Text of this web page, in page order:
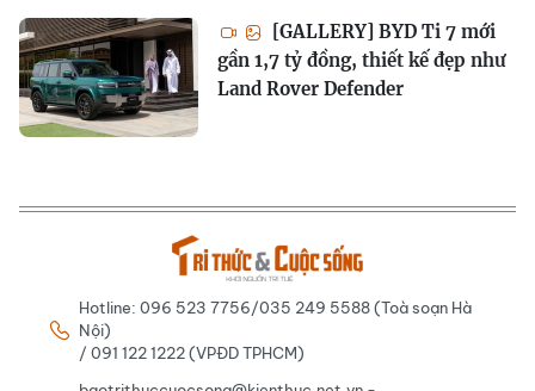
[GALLERY] BYD Ti 7 mới
gần 1,7 tỷ đồng, thiết kế đẹp như
Land Rover Defender
Hotline: 096 523 7756/035 249 5588 (Toà soạn Hà
Nội)
/ 091 122 1222 (VPĐD TPHCM)